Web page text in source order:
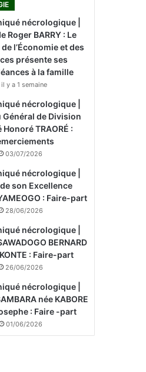
nécrologique |
Roger BARRY : Le
l’Économie et des
présente ses
à la famille
il y a 1 semaine
nécrologique |
Général de Division
Honoré TRAORÉ :
03/07/2026
nécrologique |
son Excellence
: Faire-part
28/06/2026
nécrologique |
BERNARD
: Faire-part
26/06/2026
nécrologique |
née KABORE
: Faire -part
01/06/2026